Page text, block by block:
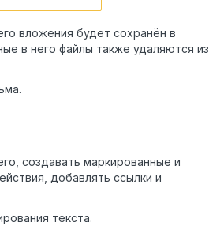
вложения будет сохранён в
в него файлы также удаляются из
создавать маркированные и
добавлять ссылки и
текста.